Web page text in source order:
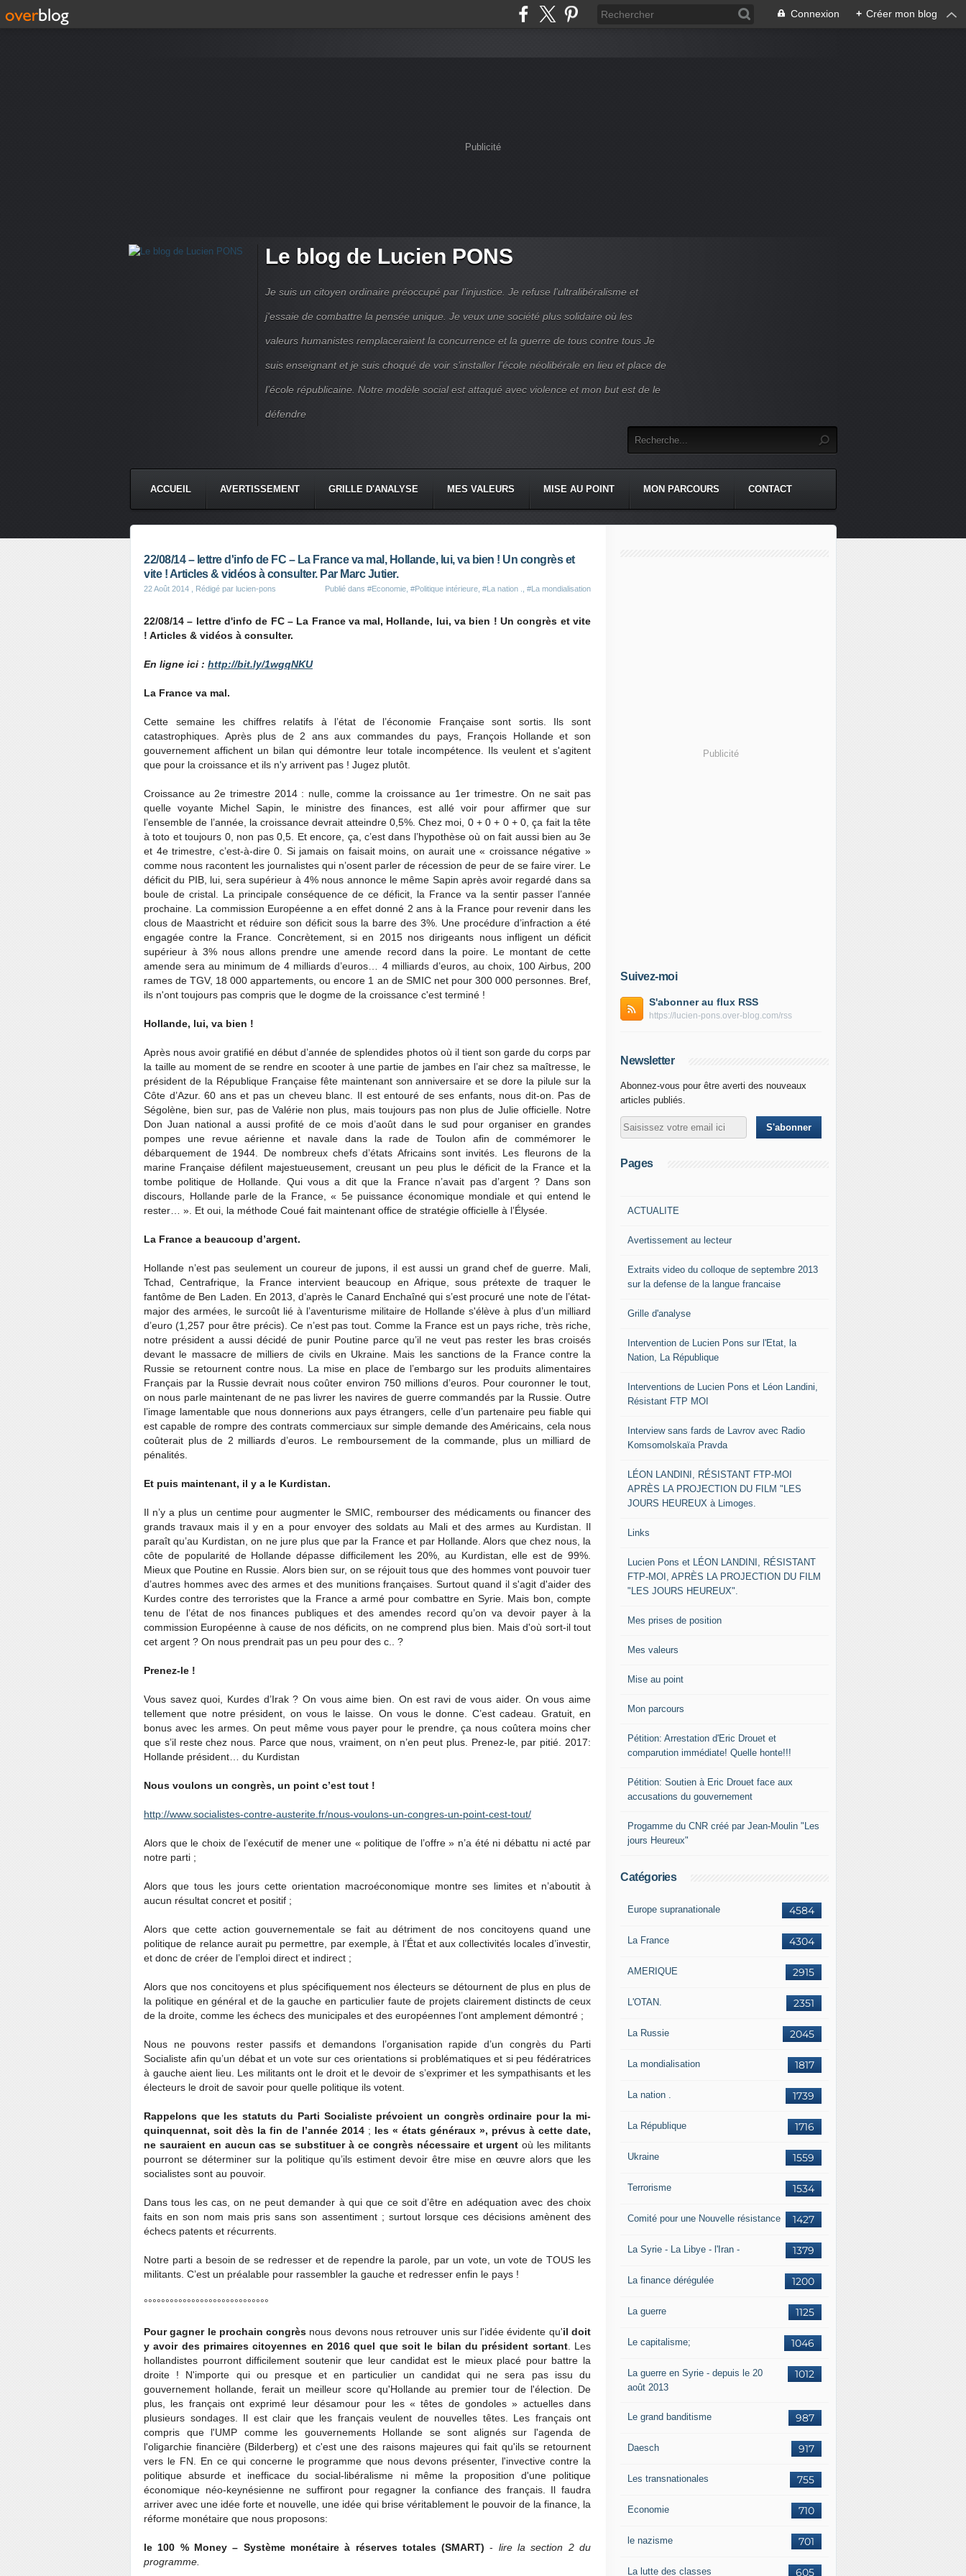
Connexion + Créer mon blog
Publicité
Le blog de Lucien PONS
Je suis un citoyen ordinaire préoccupé par l’injustice. Je refuse l'ultralibéralisme et
j'essaie de combattre la pensée unique. Je veux une société plus solidaire où les
valeurs humanistes remplaceraient la concurrence et la guerre de tous contre tous Je
suis enseignant et je suis choqué de voir s’installer l’école néolibérale en lieu et place de
l’école républicaine. Notre modèle social est attaqué avec violence et mon but est de le
défendre
ACCUEIL AVERTISSEMENT GRILLE D'ANALYSE MES VALEURS MISE AU POINT MON PARCOURS CONTACT
22/08/14 – lettre d'info de FC – La France va mal, Hollande, lui, va bien ! Un congrès et
vite ! Articles & vidéos à consulter. Par Marc Jutier.
22 Août 2014 , Rédigé par lucien-pons Publié dans #Economie #Politique intérieure #La nation . #La mondialisation
22/08/14 – lettre d'info de FC – La France va mal, Hollande, lui, va bien ! Un congrès et vite
! Articles & vidéos à consulter.
En ligne ici : http://bit.ly/1wgqNKU
La France va mal.
Cette semaine les chiffres relatifs à l’état de l’économie Française sont sortis. Ils sont
catastrophiques. Après plus de 2 ans aux commandes du pays, François Hollande et son
gouvernement affichent un bilan qui démontre leur totale incompétence. Ils veulent et s'agitent
que pour la croissance et ils n'y arrivent pas ! Jugez plutôt.
Croissance au 2e trimestre 2014 : nulle, comme la croissance au 1er trimestre. On ne sait pas
quelle voyante Michel Sapin, le ministre des finances, est allé voir pour affirmer que sur
l’ensemble de l’année, la croissance devrait atteindre 0,5%. Chez moi, 0 + 0 + 0 + 0, ça fait la tête
à toto et toujours 0, non pas 0,5. Et encore, ça, c’est dans l’hypothèse où on fait aussi bien au 3e
et 4e trimestre, c’est-à-dire 0. Si jamais on faisait moins, on aurait une « croissance négative »
comme nous racontent les journalistes qui n’osent parler de récession de peur de se faire virer. Le
déficit du PIB, lui, sera supérieur à 4% nous annonce le même Sapin après avoir regardé dans sa
boule de cristal. La principale conséquence de ce déficit, la France va la sentir passer l’année
prochaine. La commission Européenne a en effet donné 2 ans à la France pour revenir dans les
clous de Maastricht et réduire son déficit sous la barre des 3%. Une procédure d’infraction a été
engagée contre la France. Concrètement, si en 2015 nos dirigeants nous infligent un déficit
supérieur à 3% nous allons prendre une amende record dans la poire. Le montant de cette
amende sera au minimum de 4 milliards d’euros… 4 milliards d’euros, au choix, 100 Airbus, 200
rames de TGV, 18 000 appartements, ou encore 1 an de SMIC net pour 300 000 personnes. Bref,
ils n'ont toujours pas compris que le dogme de la croissance c'est terminé !
Hollande, lui, va bien !
Après nous avoir gratifié en début d’année de splendides photos où il tient son garde du corps par
la taille au moment de se rendre en scooter à une partie de jambes en l’air chez sa maîtresse, le
président de la République Française fête maintenant son anniversaire et se dore la pilule sur la
Côte d’Azur. 60 ans et pas un cheveu blanc. Il est entouré de ses enfants, nous dit-on. Pas de
Ségolène, bien sur, pas de Valérie non plus, mais toujours pas non plus de Julie officielle. Notre
Don Juan national a aussi profité de ce mois d’août dans le sud pour organiser en grandes
pompes une revue aérienne et navale dans la rade de Toulon afin de commémorer le
débarquement de 1944. De nombreux chefs d’états Africains sont invités. Les fleurons de la
marine Française défilent majestueusement, creusant un peu plus le déficit de la France et la
tombe politique de Hollande. Qui vous a dit que la France n’avait pas d’argent ? Dans son
discours, Hollande parle de la France, « 5e puissance économique mondiale et qui entend le
rester… ». Et oui, la méthode Coué fait maintenant office de stratégie officielle à l’Élysée.
La France a beaucoup d’argent.
Hollande n’est pas seulement un coureur de jupons, il est aussi un grand chef de guerre. Mali,
Tchad, Centrafrique, la France intervient beaucoup en Afrique, sous prétexte de traquer le
fantôme de Ben Laden. En 2013, d’après le Canard Enchaîné qui s’est procuré une note de l’état-
major des armées, le surcoût lié à l’aventurisme militaire de Hollande s'élève à plus d’un milliard
d’euro (1,257 pour être précis). Ce n’est pas tout. Comme la France est un pays riche, très riche,
notre président a aussi décidé de punir Poutine parce qu’il ne veut pas rester les bras croisés
devant le massacre de milliers de civils en Ukraine. Mais les sanctions de la France contre la
Russie se retournent contre nous. La mise en place de l’embargo sur les produits alimentaires
Français par la Russie devrait nous coûter environ 750 millions d’euros. Pour couronner le tout,
on nous parle maintenant de ne pas livrer les navires de guerre commandés par la Russie. Outre
l’image lamentable que nous donnerions aux pays étrangers, celle d’un partenaire peu fiable qui
est capable de rompre des contrats commerciaux sur simple demande des Américains, cela nous
coûterait plus de 2 milliards d’euros. Le remboursement de la commande, plus un milliard de
pénalités.
Et puis maintenant, il y a le Kurdistan.
Il n’y a plus un centime pour augmenter le SMIC, rembourser des médicaments ou financer des
grands travaux mais il y en a pour envoyer des soldats au Mali et des armes au Kurdistan. Il
paraît qu’au Kurdistan, on ne jure plus que par la France et par Hollande. Alors que chez nous, la
côte de popularité de Hollande dépasse difficilement les 20%, au Kurdistan, elle est de 99%.
Mieux que Poutine en Russie. Alors bien sur, on se réjouit tous que des hommes vont pouvoir tuer
d’autres hommes avec des armes et des munitions françaises. Surtout quand il s'agit d'aider des
Kurdes contre des terroristes que la France a armé pour combattre en Syrie. Mais bon, compte
tenu de l’état de nos finances publiques et des amendes record qu’on va devoir payer à la
commission Européenne à cause de nos déficits, on ne comprend plus bien. Mais d'où sort-il tout
cet argent ? On nous prendrait pas un peu pour des c.. ?
Prenez-le !
Vous savez quoi, Kurdes d’Irak ? On vous aime bien. On est ravi de vous aider. On vous aime
tellement que notre président, on vous le laisse. On vous le donne. C’est cadeau. Gratuit, en
bonus avec les armes. On peut même vous payer pour le prendre, ça nous coûtera moins cher
que s’il reste chez nous. Parce que nous, vraiment, on n’en peut plus. Prenez-le, par pitié. 2017:
Hollande président… du Kurdistan
Nous voulons un congrès, un point c’est tout !
http://www.socialistes-contre-austerite.fr/nous-voulons-un-congres-un-point-cest-tout/
Alors que le choix de l’exécutif de mener une « politique de l’offre » n’a été ni débattu ni acté par
notre parti ;
Alors que tous les jours cette orientation macroéconomique montre ses limites et n’aboutit à
aucun résultat concret et positif ;
Alors que cette action gouvernementale se fait au détriment de nos concitoyens quand une
politique de relance aurait pu permettre, par exemple, à l’État et aux collectivités locales d’investir,
et donc de créer de l’emploi direct et indirect ;
Alors que nos concitoyens et plus spécifiquement nos électeurs se détournent de plus en plus de
la politique en général et de la gauche en particulier faute de projets clairement distincts de ceux
de la droite, comme les échecs des municipales et des européennes l’ont amplement démontré ;
Nous ne pouvons rester passifs et demandons l’organisation rapide d’un congrès du Parti
Socialiste afin qu’un débat et un vote sur ces orientations si problématiques et si peu fédératrices
à gauche aient lieu. Les militants ont le droit et le devoir de s’exprimer et les sympathisants et les
électeurs le droit de savoir pour quelle politique ils votent.
Rappelons que les statuts du Parti Socialiste prévoient un congrès ordinaire pour la mi-
quinquennat, soit dès la fin de l’année 2014 ; les « états généraux », prévus à cette date,
ne sauraient en aucun cas se substituer à ce congrès nécessaire et urgent où les militants
pourront se déterminer sur la politique qu’ils estiment devoir être mise en œuvre alors que les
socialistes sont au pouvoir.
Dans tous les cas, on ne peut demander à qui que ce soit d’être en adéquation avec des choix
faits en son nom mais pris sans son assentiment ; surtout lorsque ces décisions amènent des
échecs patents et récurrents.
Notre parti a besoin de se redresser et de rependre la parole, par un vote, un vote de TOUS les
militants. C’est un préalable pour rassembler la gauche et redresser enfin le pays !
°°°°°°°°°°°°°°°°°°°°°°°°°°°°°
Pour gagner le prochain congrès nous devons nous retrouver unis sur l'idée évidente qu'il doit
y avoir des primaires citoyennes en 2016 quel que soit le bilan du président sortant. Les
hollandistes pourront difficilement soutenir que leur candidat est le mieux placé pour battre la
droite ! N'importe qui ou presque et en particulier un candidat qui ne sera pas issu du
gouvernement hollande, ferait un meilleur score qu'Hollande au premier tour de l'élection. De
plus, les français ont exprimé leur désamour pour les « têtes de gondoles » actuelles dans
plusieurs sondages. Il est clair que les français veulent de nouvelles têtes. Les français ont
compris que l'UMP comme les gouvernements Hollande se sont alignés sur l'agenda de
l'oligarchie financière (Bilderberg) et c'est une des raisons majeures qui fait qu'ils se retournent
vers le FN. En ce qui concerne le programme que nous devons présenter, l'invective contre la
politique absurde et inefficace du social-libéralisme ni même la proposition d'une politique
économique néo-keynésienne ne suffiront pour regagner la confiance des français. Il faudra
arriver avec une idée forte et nouvelle, une idée qui brise véritablement le pouvoir de la finance, la
réforme monétaire que nous proposons:
le 100 % Money – Système monétaire à réserves totales (SMART) - lire la section 2 du
programme.
Publicité
Suivez-moi
S'abonner au flux RSS
https://lucien-pons.over-blog.com/rss
Newsletter
Abonnez-vous pour être averti des nouveaux
articles publiés.
Pages
ACTUALITE
Avertissement au lecteur
Extraits video du colloque de septembre 2013
sur la defense de la langue francaise
Grille d'analyse
Intervention de Lucien Pons sur l'Etat, la
Nation, La République
Interventions de Lucien Pons et Léon Landini,
Résistant FTP MOI
Interview sans fards de Lavrov avec Radio
Komsomolskaïa Pravda
LÉON LANDINI, RÉSISTANT FTP-MOI
APRÈS LA PROJECTION DU FILM "LES
JOURS HEUREUX à Limoges.
Links
Lucien Pons et LÉON LANDINI, RÉSISTANT
FTP-MOI, APRÈS LA PROJECTION DU FILM
"LES JOURS HEUREUX".
Mes prises de position
Mes valeurs
Mise au point
Mon parcours
Pétition: Arrestation d'Eric Drouet et
comparution immédiate! Quelle honte!!!
Pétition: Soutien à Eric Drouet face aux
accusations du gouvernement
Progamme du CNR créé par Jean-Moulin "Les
jours Heureux"
Catégories
4584
Europe supranationale
4304
La France
2915
AMERIQUE
2351
L'OTAN.
2045
La Russie
1817
La mondialisation
1739
La nation .
1716
La République
1559
Ukraine
1534
Terrorisme
1427
Comité pour une Nouvelle résistance
1379
La Syrie - La Libye - l'Iran -
1200
La finance dérégulée
1125
La guerre
1046
Le capitalisme;
1012
La guerre en Syrie - depuis le 20
août 2013
987
Le grand banditisme
917
Daesch
755
Les transnationales
710
Economie
701
le nazisme
605
La lutte des classes